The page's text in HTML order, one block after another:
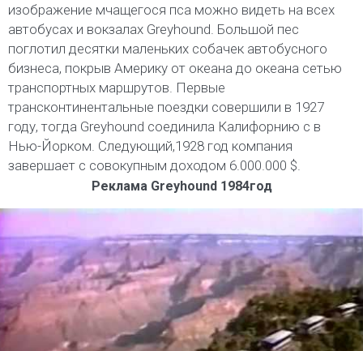
изображение мчащегося пса можно видеть на всех
автобусах и вокзалах Greyhound. Большой пес
поглотил десятки маленьких собачек автобусного
бизнеса, покрыв Америку от океана до океана сетью
транспортных маршрутов. Первые
трансконтинентальные поездки совершили в 1927
году, тогда Greyhound соединила Калифорнию с в
Нью-Йорком. Следующий,1928 год компания
завершает с совокупным доходом 6.000.000 $.
Реклама Greyhound 1984год